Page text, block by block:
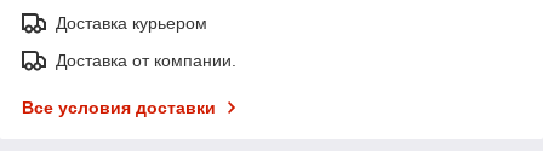
Доставка курьером
Доставка от компании.
Все условия доставки